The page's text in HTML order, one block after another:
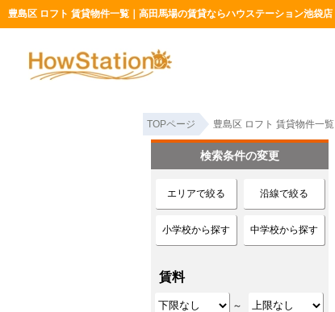
豊島区 ロフト 賃貸物件一覧｜高田馬場の賃貸ならハウステーション池袋店
TOPページ 豊島区 ロフト 賃貸物件一覧
検索条件の変更
エリアで絞る 沿線で絞る
小学校から探す 中学校から探す
賃料
～